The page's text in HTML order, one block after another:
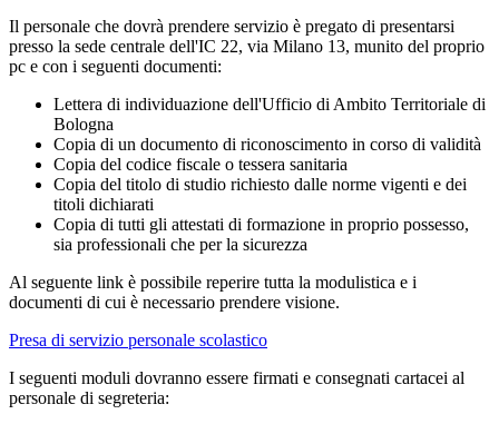
Il personale che dovrà prendere servizio è pregato di presentarsi
presso la sede centrale dell'IC 22, via Milano 13, munito del proprio
pc e con i seguenti documenti:
Lettera di individuazione dell'Ufficio di Ambito Territoriale di
Bologna
Copia di un documento di riconoscimento in corso di validità
Copia del codice fiscale o tessera sanitaria
Copia del titolo di studio richiesto dalle norme vigenti e dei
titoli dichiarati
Copia di tutti gli attestati di formazione in proprio possesso,
sia professionali che per la sicurezza
Al seguente link è possibile reperire tutta la modulistica e i
documenti di cui è necessario prendere visione.
Presa di servizio personale scolastico
I seguenti moduli dovranno essere firmati e consegnati cartacei al
personale di segreteria: